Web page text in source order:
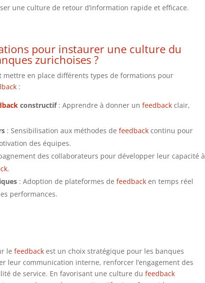
une culture de retour d’information rapide et efficace.
pour instaurer une culture du
zurichoises ?
mettre en place différents types de formations pour
:
constructif: Apprendre à donner un feedbackclair,
: Sensibilisation aux méthodes de feedbackcontinu pour
des équipes.
des collaborateurs pour développer leur capacité à
.
: Adoption de plateformes de feedbacken temps réel
performances.
le feedbackest un choix stratégique pour les banques
leur communication interne, renforcer l’engagement des
de service. En favorisant une culture du feedback